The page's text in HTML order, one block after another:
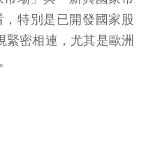
特別是已開發國家股
緊密相連，尤其是歐洲